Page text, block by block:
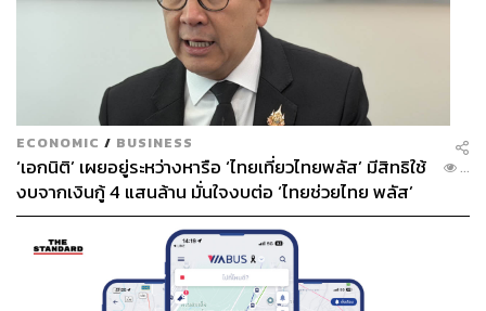
ECONOMIC / BUSINESS
‘เอกนิติ’ เผยอยู่ระหว่างหารือ ‘ไทยเที่ยวไทยพลัส’ มีสิทธิใช้
งบจากเงินกู้ 4 แสนล้าน มั่นใจงบต่อ ‘ไทยช่วยไทย พลัส’
เฟส 2 มีเพียงพอ
...